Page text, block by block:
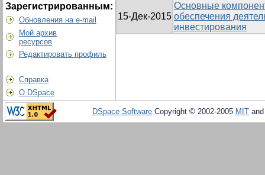
Зарегистрированным:
Обновления на e-mail
Мой архив
ресурсов
Редактировать профиль
Справка
О DSpace
15-Дек-2015
Основные
обеспечения
инвестирования
DSpace Software Copyright © 2002-2005 MIT